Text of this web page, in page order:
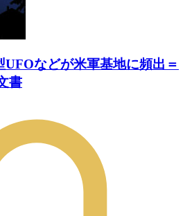
などが米軍基地に頻出＝
書